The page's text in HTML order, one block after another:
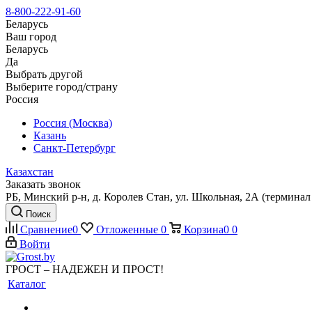
8-800-222-91-60
Беларусь
Ваш город
Беларусь
Да
Выбрать другой
Выберите город/страну
Россия
Россия (Москва)
Казань
Санкт-Петербург
Казахстан
Заказать звонок
РБ, Минский р-н, д. Королев Стан, ул. Школьная, 2А
Поиск
Сравнение0 Отложенные 0 Корзина0 0
Войти
ГРОСТ – НАДЕЖЕН И ПРОСТ!
Каталог